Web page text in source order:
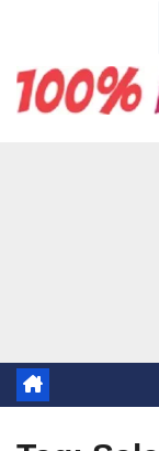
contenuto